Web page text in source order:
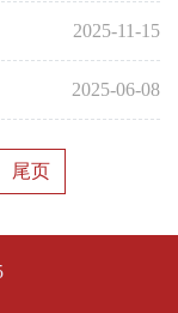
2025-11-15
2025-06-08
尾页